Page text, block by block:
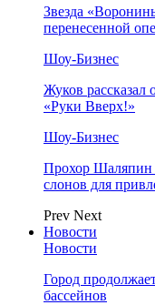
Звезда
перенесенной
Шоу-Бизнес
Жуков рассказал
«Руки Вверх!»
Шоу-Бизнес
Прохор Шаляпин
слонов для
Prev Next
Новости
Новости
Город
бассейнов